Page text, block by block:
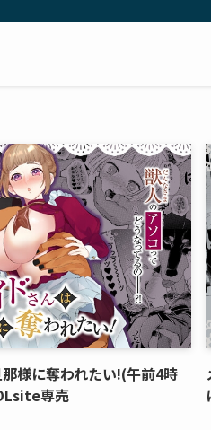
様に奪われたい!(午前4時
専売